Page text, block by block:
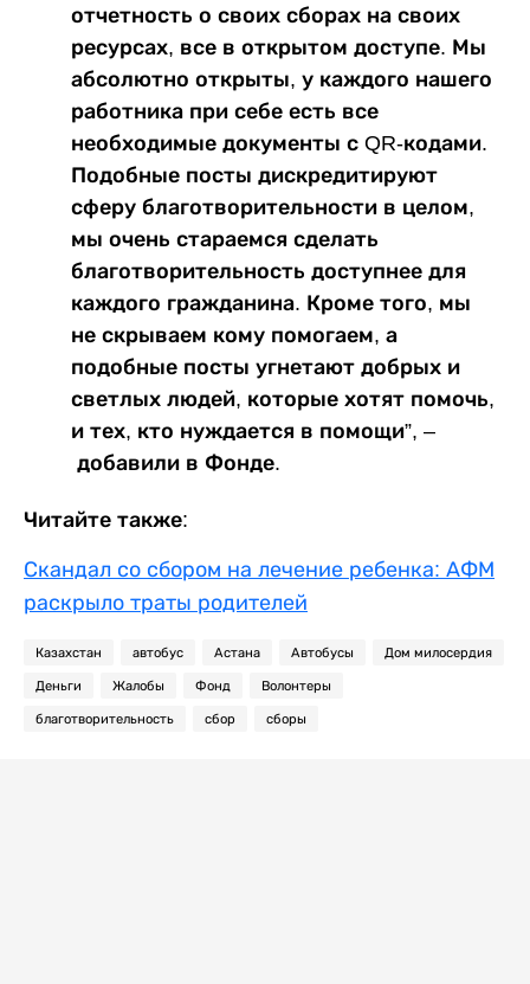
отчетность о своих сборах на своих
ресурсах, все в открытом доступе. Мы
абсолютно открыты, у каждого нашего
работника при себе есть все
необходимые документы с QR-кодами.
Подобные посты дискредитируют
сферу благотворительности в целом,
мы очень стараемся сделать
благотворительность доступнее для
каждого гражданина. Кроме того, мы
не скрываем кому помогаем, а
подобные посты угнетают добрых и
светлых людей, которые хотят помочь,
и тех, кто нуждается в помощи”, –
добавили в Фонде.
Читайте также:
Скандал со сбором на лечение ребенка: АФМ
раскрыло траты родителей
Казахстан автобус Астана Автобусы Дом милосердия
Деньги Жалобы Фонд Волонтеры
благотворительность сбор сборы